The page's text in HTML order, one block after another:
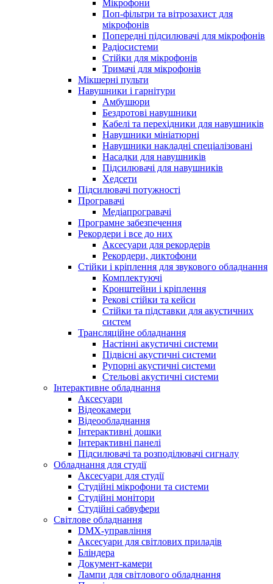
Мікрофони
Поп-фільтри та вітрозахист для
мікрофонів
Попередні підсилювачі для мікрофонів
Радіосистеми
Стійки для мікрофонів
Тримачі для мікрофонів
Мікшерні пульти
Навушники і гарнітури
Амбушюри
Бездротові навушники
Кабелі та перехідники для навушників
Навушники мініатюрні
Навушники накладні спеціалізовані
Насадки для навушників
Підсилювачі для навушників
Хедсети
Підсилювачі потужності
Програвачі
Медіапрогравачі
Програмне забезпечення
Рекордери і все до них
Аксесуари для рекордерів
Рекордери, диктофони
Стійки і кріплення для звукового обладнання
Комплектуючі
Кронштейни і кріплення
Рекові стійки та кейси
Стійки та підставки для акустичних
систем
Трансляційне обладнання
Настінні акустичні системи
Підвісні акустичні системи
Рупорні акустичні системи
Стельові акустичні системи
Інтерактивне обладнання
Аксесуари
Відеокамери
Відеообладнання
Інтерактивні дошки
Інтерактивні панелі
Підсилювачі та розподілювачі сигналу
Обладнання для студії
Аксесуари для студії
Студійні мікрофони та системи
Студійні монітори
Студійні сабвуфери
Світлове обладнання
DMX-управління
Аксесуари для світлових приладів
Бліндера
Документ-камери
Лампи для світлового обладнання